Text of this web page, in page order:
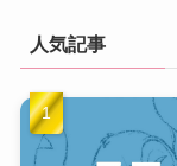
人気記事